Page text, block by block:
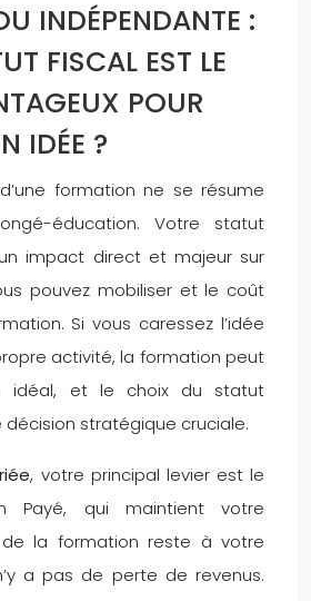
INDÉPENDANTE :
FISCAL EST LE
POUR
IDÉE ?
formation ne se résume
éducation. Votre statut
impact direct et majeur sur
pouvez mobiliser et le coût
Si vous caressez l’idée
activité, la formation peut
idéal, et le choix du statut
décision stratégique cruciale.
, votre principal levier est le
Payé, qui maintient votre
la formation reste à votre
a pas de perte de revenus.